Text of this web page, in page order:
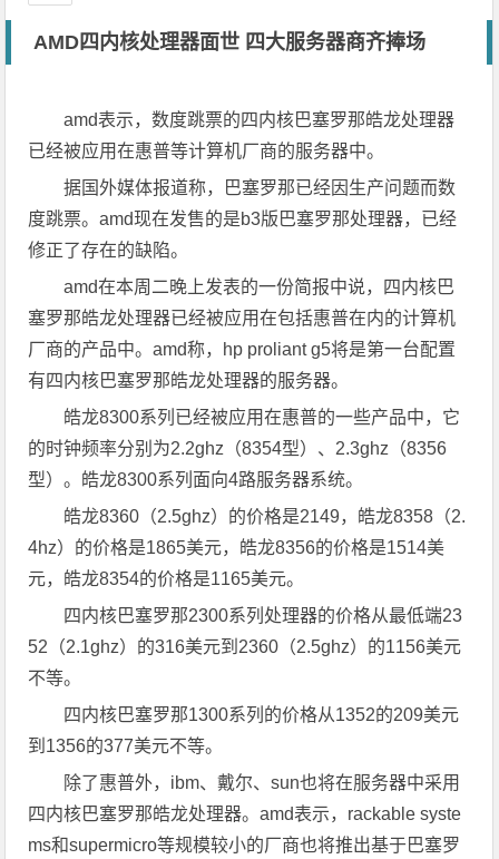
AMD四内核处理器面世 四大服务器商齐捧场
amd表示，数度跳票的四内核巴塞罗那皓龙处理器
已经被应用在惠普等计算机厂商的服务器中。
据国外媒体报道称，巴塞罗那已经因生产问题而数
度跳票。amd现在发售的是b3版巴塞罗那处理器，已经
修正了存在的缺陷。
amd在本周二晚上发表的一份简报中说，四内核巴
塞罗那皓龙处理器已经被应用在包括惠普在内的计算机
厂商的产品中。amd称，hp proliant g5将是第一台配置
有四内核巴塞罗那皓龙处理器的服务器。
皓龙8300系列已经被应用在惠普的一些产品中，它
的时钟频率分别为2.2ghz（8354型）、2.3ghz（8356
型）。皓龙8300系列面向4路服务器系统。
皓龙8360（2.5ghz）的价格是2149，皓龙8358（2.
4hz）的价格是1865美元，皓龙8356的价格是1514美
元，皓龙8354的价格是1165美元。
四内核巴塞罗那2300系列处理器的价格从最低端23
52（2.1ghz）的316美元到2360（2.5ghz）的1156美元
不等。
四内核巴塞罗那1300系列的价格从1352的209美元
到1356的377美元不等。
除了惠普外，ibm、戴尔、sun也将在服务器中采用
四内核巴塞罗那皓龙处理器。amd表示，rackable syste
ms和supermicro等规模较小的厂商也将推出基于巴塞罗